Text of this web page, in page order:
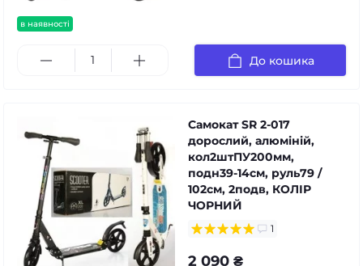
в наявності
До кошика
Самокат SR 2-017
дорослий, алюміній,
кол2штПУ200мм,
подн39-14см, руль79 /
102см, 2подв, КОЛІР
ЧОРНИЙ
1
2 090 ₴